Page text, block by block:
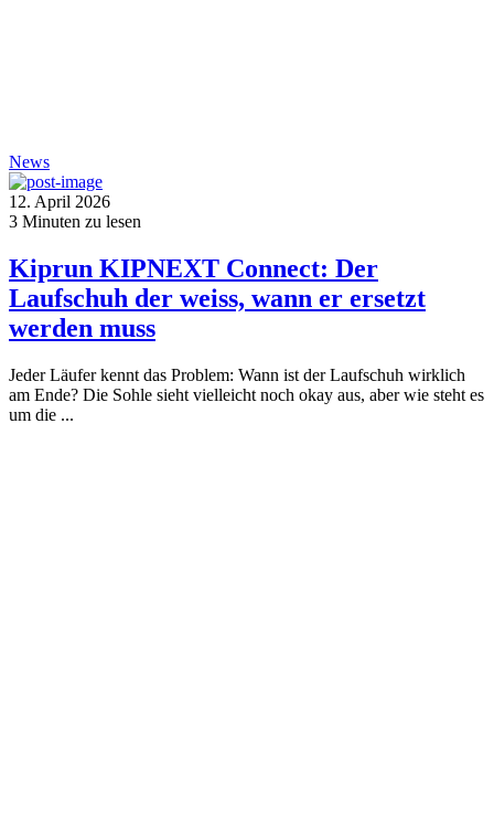
News
12. April 2026
3 Minuten zu lesen
Kiprun KIPNEXT Connect: Der
Laufschuh der weiss, wann er ersetzt
werden muss
Jeder Läufer kennt das Problem: Wann ist der Laufschuh wirklich
am Ende? Die Sohle sieht vielleicht noch okay aus, aber wie steht es
um die ...